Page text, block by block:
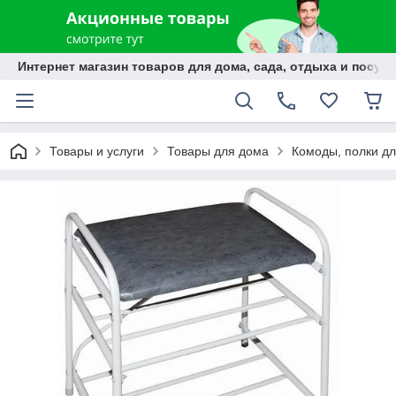
Интернет магазин товаров для дома, сада, отдыха и
Товары и услуги Товары для дома Комоды, полки